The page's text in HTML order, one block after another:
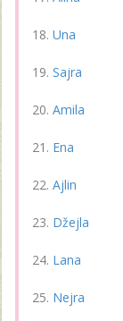
Una
Sajra
Amila
Ena
Ajlin
Džejla
Lana
Nejra